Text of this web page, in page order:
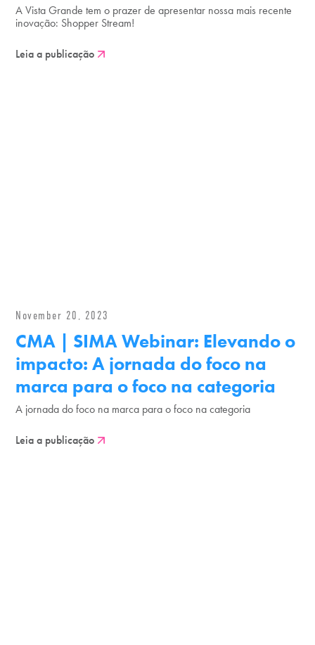
A Vista Grande tem o prazer de apresentar nossa mais recente
inovação: Shopper Stream!
Leia a publicação
November 20, 2023
CMA | SIMA Webinar: Elevando o
impacto: A jornada do foco na
marca para o foco na categoria
A jornada do foco na marca para o foco na categoria
Leia a publicação